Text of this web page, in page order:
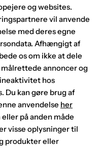
og websites.
vil anvende
med deres egne
Afhængigt af
os om ikke at dele
annoncer og
hos
Du kan gøre brug af
anvendelse her
på anden måde
visse oplysninger til
produkter eller